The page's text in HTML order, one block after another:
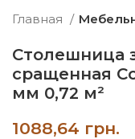
Главная
Столешница
сращенная
мм 0,72 м²
грн.